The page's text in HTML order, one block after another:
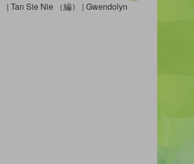
| Tan Sie Nie （編） | Gwendolyn